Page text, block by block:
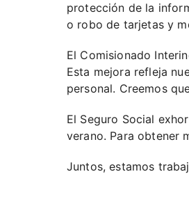
protección de la
o robo de tarjetas y
El Comisionado
Esta mejora refleja
personal. Creemos
El Seguro Social
verano. Para obtener
Juntos, estamos